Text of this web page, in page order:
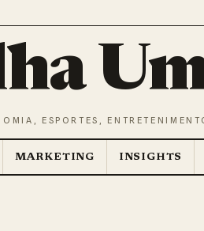
ESPORTES,
MARKETING INSIGHTS